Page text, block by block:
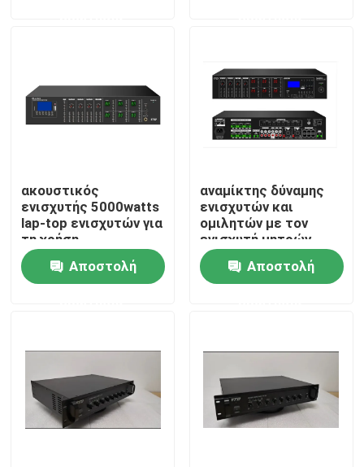
Βίντεο
Γύρος εργοστασίων
Ποιοτικός έλεγχος
Ειδήσεις
Περιπτώσεις
ακουστικός
ενισχυτής 5000watts
lap-top ενισχυτών για
τη χρήση
Αποστολή
αναμίκτης δύναμης
ενισχυτών και
ομιλητών με τον
ενισχυτή μητρών
Αποστολή